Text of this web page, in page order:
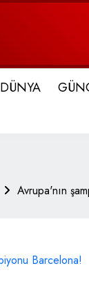
DÜNYA
Avrupa'nın